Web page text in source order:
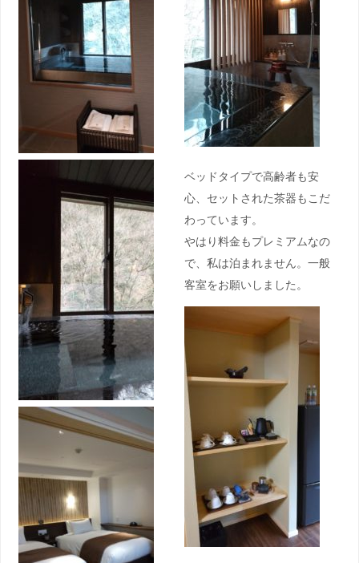
ベッドタイプで高齢者も安
心、セットされた茶器もこだ
わっています。
やはり料金もプレミアムなの
で、私は泊まれません。一般
客室をお願いしました。